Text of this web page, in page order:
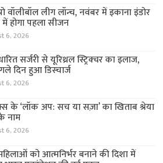
वॉलीबॉल लीग लॉन्च, नवंबर में इकाना इंडोर
होगा पहला सीजन
6, 2026
सर्जरी से यूरिथ्रल स्ट्रिक्चर का इलाज,
दिन हुआ डिस्चार्ज
6, 2026
के ‘लॉक अप: सच या सज़ा’ का खिताब श्रेया
नाम
6, 2026
को आत्मनिर्भर बनाने की दिशा में